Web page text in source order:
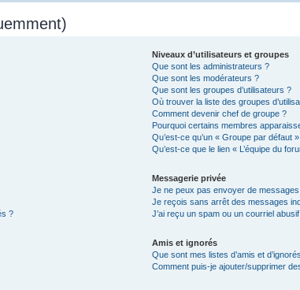
?
Niveaux d’utilisateurs et groupes
Que sont les administrateurs ?
Que sont les modérateurs ?
Que sont les groupes d’utilisateurs ?
Où trouver la liste des groupes
Comment devenir chef de groupe ?
Pourquoi certains membres
Qu’est-ce qu’un « Groupe par défaut
Qu’est-ce que le lien « L’équipe du
Messagerie privée
Je ne peux pas envoyer de
Je reçois sans arrêt des messages
J’ai reçu un spam ou un courriel
Amis et ignorés
Que sont mes listes d’amis et
Comment puis-je ajouter/supprimer